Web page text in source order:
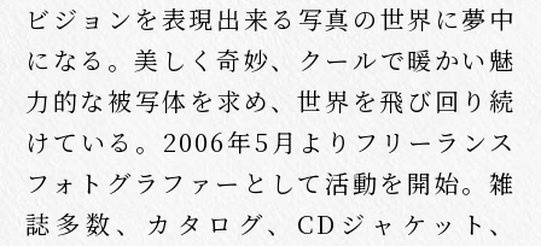
ビジョンを表現出来る写真の世界に夢中
になる。美しく奇妙、クールで暖かい魅
力的な被写体を求め、世界を飛び回り続
けている。2006年5月よりフリーランス
フォトグラファーとして活動を開始。雑
誌多数、カタログ、CDジャケット、